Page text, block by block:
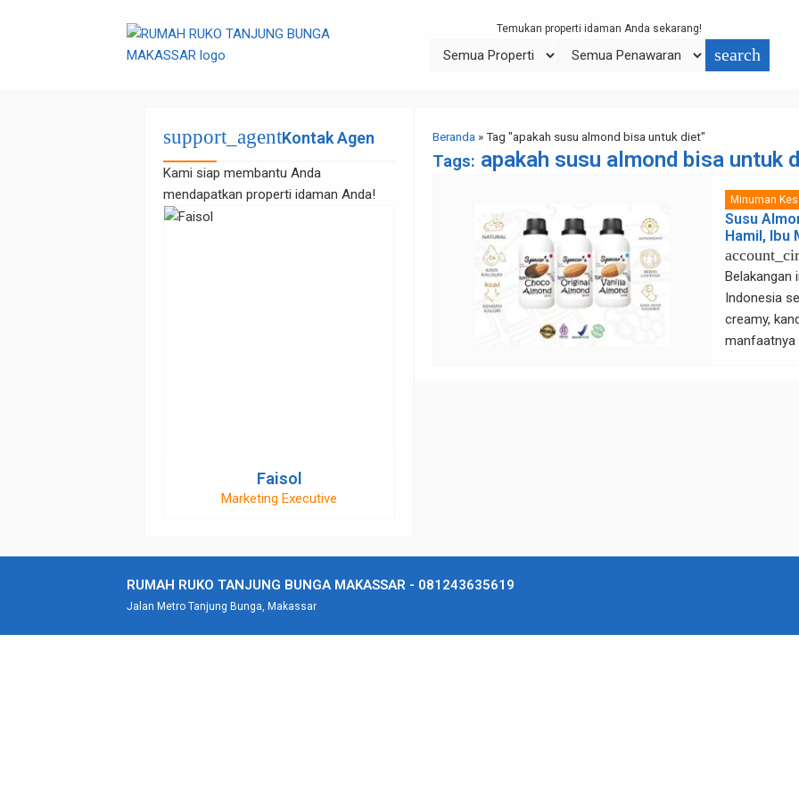
Temukan properti idaman Anda sekarang!
search
Beranda »Tag "apakah susu almond bisa untuk diet"
Tags: apakah susu almond bisa untuk
Minuman
Susu
Hamil, Ibu
Belakangan
Indonesia
creamy,
manfaatnya
support_agentKontak Agen
Kami siap membantu Anda
mendapatkan properti idaman Anda!
Faisol
Marketing Executive
RUMAH RUKO TANJUNG BUNGA MAKASSAR - 081243635619
Jalan Metro Tanjung Bunga, Makassar